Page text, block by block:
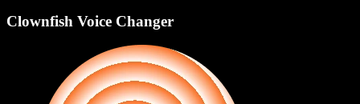
Clownfish Voice Changer